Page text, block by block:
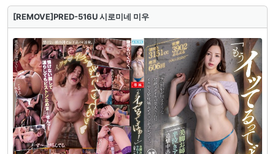
[REMOVE]PRED-516U 시로미네 미우